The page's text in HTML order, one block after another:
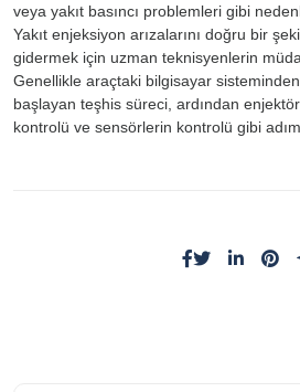
veya yakıt basıncı problemleri gibi
Yakıt enjeksiyon arızalarını doğru bir
gidermek için uzman teknisyenlerin
Genellikle araçtaki bilgisayar
başlayan teşhis süreci, ardından
kontrolü ve sensörlerin kontrolü gibi